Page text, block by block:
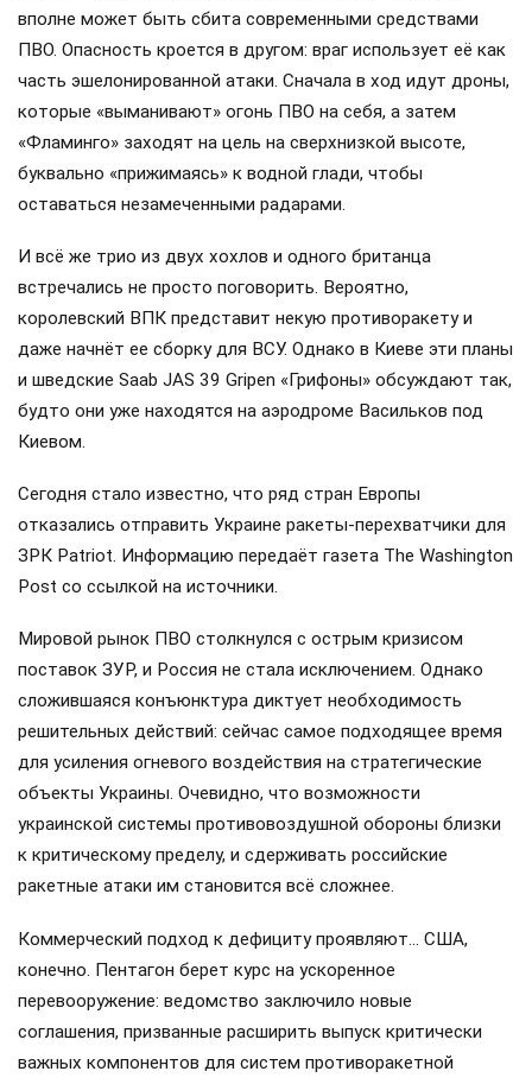
вполне может быть сбита современными средствами
ПВО. Опасность кроется в другом: враг использует её как
часть эшелонированной атаки. Сначала в ход идут дроны,
которые «выманивают» огонь ПВО на себя, а затем
«Фламинго» заходят на цель на сверхнизкой высоте,
буквально «прижимаясь» к водной глади, чтобы
оставаться незамеченными радарами.
И всё же трио из двух хохлов и одного британца
встречались не просто поговорить. Вероятно,
королевский ВПК представит некую противоракету и
даже начнёт ее сборку для ВСУ. Однако в Киеве эти планы
и шведские Saab JAS 39 Gripen «Грифоны» обсуждают так,
будто они уже находятся на аэродроме Васильков под
Киевом.
Сегодня стало известно, что ряд стран Европы
отказались отправить Украине ракеты-перехватчики для
ЗРК Patriot. Информацию передаёт газета The Washington
Post со ссылкой на источники.
Мировой рынок ПВО столкнулся с острым кризисом
поставок ЗУР, и Россия не стала исключением. Однако
сложившаяся конъюнктура диктует необходимость
решительных действий: сейчас самое подходящее время
для усиления огневого воздействия на стратегические
объекты Украины. Очевидно, что возможности
украинской системы противовоздушной обороны близки
к критическому пределу, и сдерживать российские
ракетные атаки им становится всё сложнее.
Коммерческий подход к дефициту проявляют… США,
конечно. Пентагон берет курс на ускоренное
перевооружение: ведомство заключило новые
соглашения, призванные расширить выпуск критически
важных компонентов для систем противоракетной